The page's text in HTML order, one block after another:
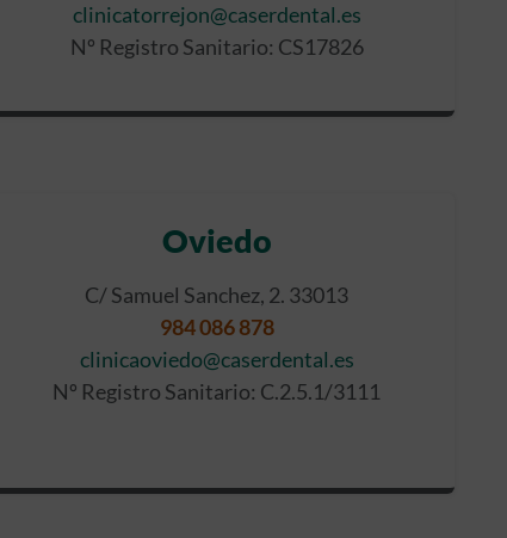
clinicatorrejon@caserdental.es
Nº Registro Sanitario: CS17826
Oviedo
C/ Samuel Sanchez, 2. 33013
984 086 878
clinicaoviedo@caserdental.es
Nº Registro Sanitario: C.2.5.1/3111